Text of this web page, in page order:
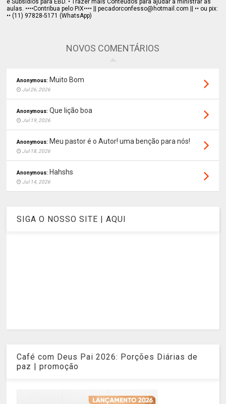
e Subsídios para EBD. • Trazer mais Conteúdos para ajudar a ministrar as
aulas. ••••Contribua pelo PiX•••• || pecadorconfesso@hotmail.com || •• ou pix:
•• (11) 97828-5171 (WhatsApp)
NOVOS COMENTÁRIOS
Anonymous: Muito Bom
Jul 26, 2026
Anonymous: Que lição boa
Jul 19, 2026
Anonymous: Meu pastor é o Autor! uma benção para nós!
Jul 18, 2026
Anonymous: Hahshs
Jul 14, 2026
SIGA O NOSSO SITE | AQUI
Café com Deus Pai 2026: Porções Diárias de
paz | promoção